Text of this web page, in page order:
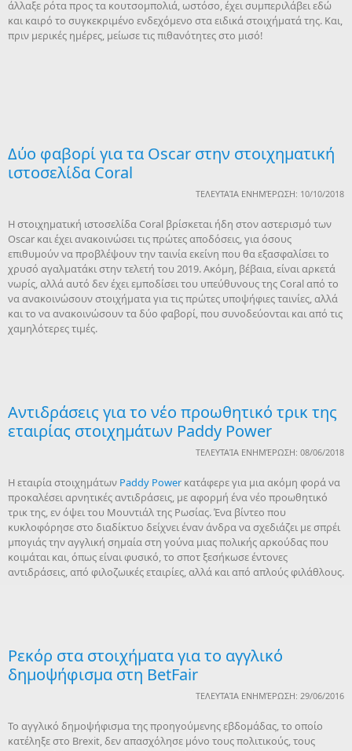
άλλαξε ρότα προς τα κουτσομπολιά, ωστόσο, έχει συμπεριλάβει εδώ
και καιρό το συγκεκριμένο ενδεχόμενο στα ειδικά στοιχήματά της. Και,
πριν μερικές ημέρες, μείωσε τις πιθανότητες στο μισό!
Δύο φαβορί για τα Oscar στην στοιχηματική
ιστοσελίδα Coral
ΤΕΛΕΥΤΑΊΑ ΕΝΗΜΈΡΩΣΗ: 10/10/2018
Η στοιχηματική ιστοσελίδα Coral βρίσκεται ήδη στον αστερισμό των
Oscar και έχει ανακοινώσει τις πρώτες αποδόσεις, για όσους
επιθυμούν να προβλέψουν την ταινία εκείνη που θα εξασφαλίσει το
χρυσό αγαλματάκι στην τελετή του 2019. Ακόμη, βέβαια, είναι αρκετά
νωρίς, αλλά αυτό δεν έχει εμποδίσει του υπεύθυνους της Coral από το
να ανακοινώσουν στοιχήματα για τις πρώτες υποψήφιες ταινίες, αλλά
και το να ανακοινώσουν τα δύο φαβορί, που συνοδεύονται και από τις
χαμηλότερες τιμές.
Αντιδράσεις για το νέο προωθητικό τρικ της
εταιρίας στοιχημάτων Paddy Power
ΤΕΛΕΥΤΑΊΑ ΕΝΗΜΈΡΩΣΗ: 08/06/2018
Η εταιρία στοιχημάτων Paddy Power κατάφερε για μια ακόμη φορά να
προκαλέσει αρνητικές αντιδράσεις, με αφορμή ένα νέο προωθητικό
τρικ της, εν όψει του Μουντιάλ της Ρωσίας. Ένα βίντεο που
κυκλοφόρησε στο διαδίκτυο δείχνει έναν άνδρα να σχεδιάζει με σπρέι
μπογιάς την αγγλική σημαία στη γούνα μιας πολικής αρκούδας που
κοιμάται και, όπως είναι φυσικό, το σποτ ξεσήκωσε έντονες
αντιδράσεις, από φιλοζωικές εταιρίες, αλλά και από απλούς φιλάθλους.
Ρεκόρ στα στοιχήματα για το αγγλικό
δημοψήφισμα στη BetFair
ΤΕΛΕΥΤΑΊΑ ΕΝΗΜΈΡΩΣΗ: 29/06/2016
Το αγγλικό δημοψήφισμα της προηγούμενης εβδομάδας, το οποίο
κατέληξε στο Brexit, δεν απασχόλησε μόνο τους πολιτικούς, τους